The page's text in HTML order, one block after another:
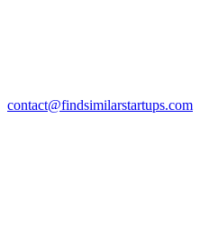
contact@findsimilarstartups.com